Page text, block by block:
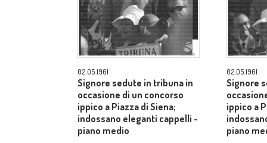
02.05.1961
Signore sedute in tribuna in
occasione di un concorso
ippico a Piazza di Siena;
indossano eleganti cappelli -
piano medio
02.05.1961
Signore
ippico a
piano